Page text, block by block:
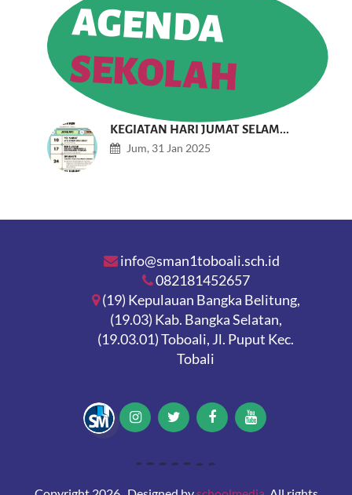
AGENDA
SEKOLAH
KEGIATAN HARI JUMAT SELAM...
Jum, 31 Jan 2025
info@sman1toboali.sch.id
082181452657
(19) Kepulauan Bangka Belitung,
(19.03) Kab. Bangka Selatan,
(19.03.01) Toboali, Jl. Puput Kec.
Tobali